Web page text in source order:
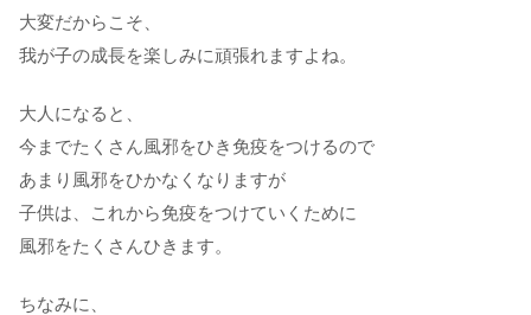
大変だからこそ、
我が子の成長を楽しみに頑張れますよね。
大人になると、
今までたくさん風邪をひき免疫をつけるので
あまり風邪をひかなくなりますが
子供は、これから免疫をつけていくために
風邪をたくさんひきます。
ちなみに、